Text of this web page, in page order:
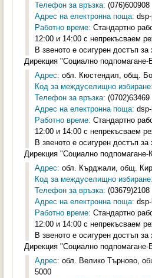
Телефон за връзка: (076)600908
Адрес на електронна поща:
Работно време: Стандартно
12:00 и 14:00 с непрекъсваем
В звеното е осигурен достъп
Дирекция "Социално подпомагане-
Адрес: обл. Кюстендил, общ.
Код за междуселищно избиране:
Телефон за връзка: (0702)63469
Адрес на електронна поща:
Работно време: Стандартно
12:00 и 14:00 с непрекъсваем
В звеното е осигурен достъп
Дирекция "Социално подпомагане-
Адрес: обл. Кърджали, общ.
Код за междуселищно избиране:
Телефон за връзка: (03679)2108
Адрес на електронна поща:
Работно време: Стандартно
12:00 и 14:00 с непрекъсваем
В звеното е осигурен достъп
Дирекция "Социално подпомагане-
Адрес: обл. Велико Търново,
5000